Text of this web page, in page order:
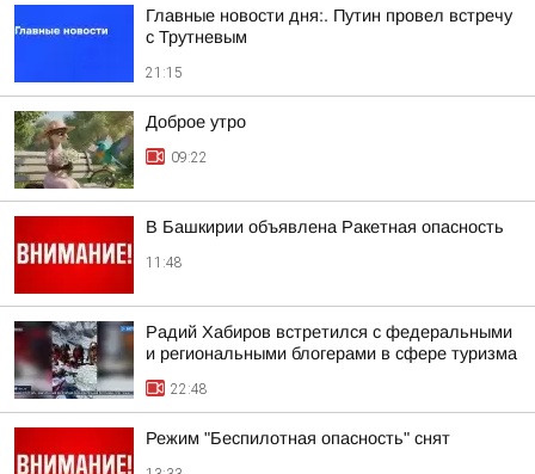
Главные новости дня:. Путин провел встречу
с Трутневым
21:15
Доброе утро
09:22
В Башкирии объявлена Ракетная опасность
11:48
Радий Хабиров встретился с федеральными
и региональными блогерами в сфере туризма
22:48
Режим "Беспилотная опасность" снят